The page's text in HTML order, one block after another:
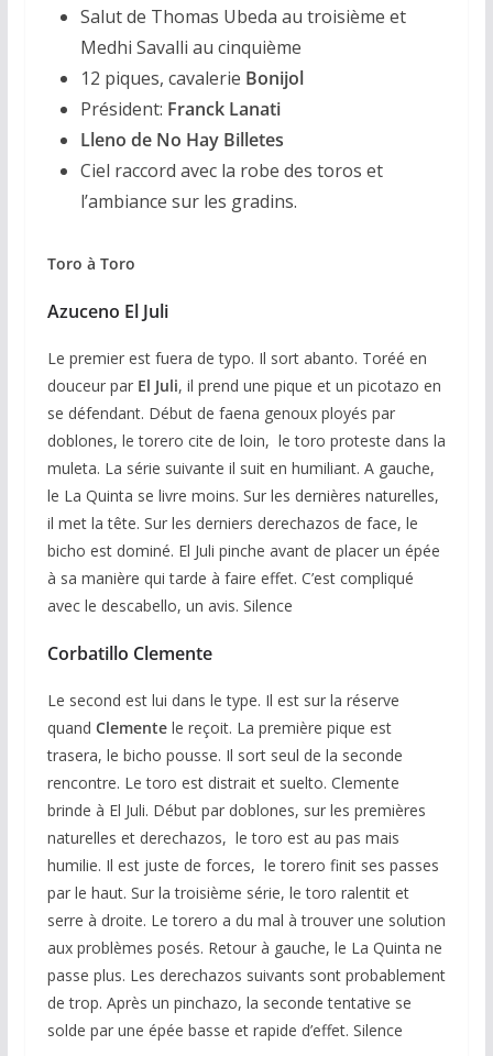
Salut de Thomas Ubeda au troisième et
Medhi Savalli au cinquième
12 piques, cavalerie Bonijol
Président: Franck Lanati
Lleno de No Hay Billetes
Ciel raccord avec la robe des toros et
l’ambiance sur les gradins.
Toro à Toro
Azuceno El Juli
Le premier est fuera de typo. Il sort abanto. Toréé en
douceur par El Juli, il prend une pique et un picotazo en
se défendant. Début de faena genoux ployés par
doblones, le torero cite de loin, le toro proteste dans la
muleta. La série suivante il suit en humiliant. A gauche,
le La Quinta se livre moins. Sur les dernières naturelles,
il met la tête. Sur les derniers derechazos de face, le
bicho est dominé. El Juli pinche avant de placer un épée
à sa manière qui tarde à faire effet. C’est compliqué
avec le descabello, un avis. Silence
Corbatillo Clemente
Le second est lui dans le type. Il est sur la réserve
quand Clementele reçoit. La première pique est
trasera, le bicho pousse. Il sort seul de la seconde
rencontre. Le toro est distrait et suelto. Clemente
brinde à El Juli. Début par doblones, sur les premières
naturelles et derechazos, le toro est au pas mais
humilie. Il est juste de forces, le torero finit ses passes
par le haut. Sur la troisième série, le toro ralentit et
serre à droite. Le torero a du mal à trouver une solution
aux problèmes posés. Retour à gauche, le La Quinta ne
passe plus. Les derechazos suivants sont probablement
de trop. Après un pinchazo, la seconde tentative se
solde par une épée basse et rapide d’effet. Silence